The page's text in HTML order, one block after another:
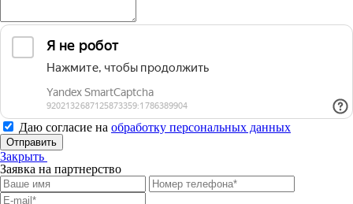
Даю согласие на обработку персональных данных
Отправить
Закрыть
Заявка на партнерство